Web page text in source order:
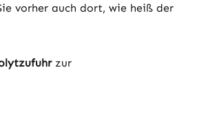
vorher auch dort, wie heiß der
zur